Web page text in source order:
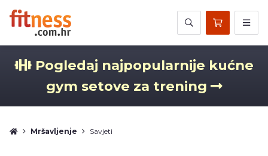
Pogledaj najpopularnije kućne
gym setove za trening
Mršavljenje Savjeti